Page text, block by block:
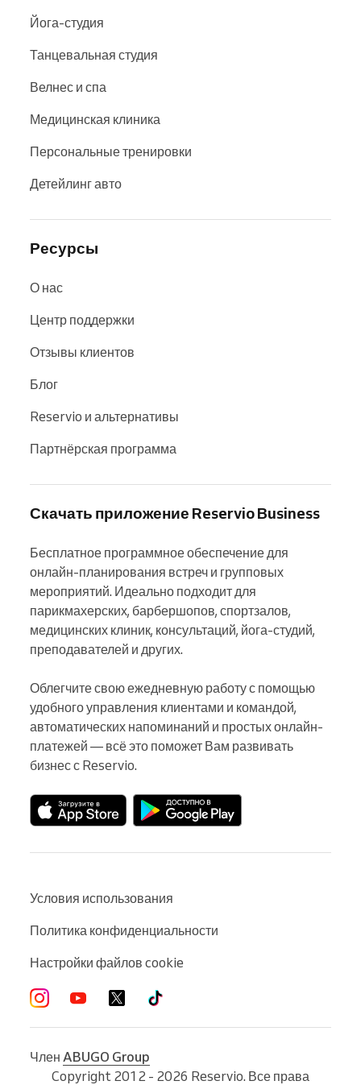
Йога-студия
Танцевальная студия
Велнес и спа
Медицинская клиника
Персональные тренировки
Детейлинг авто
Ресурсы
О нас
Центр поддержки
Отзывы клиентов
Блог
Reservio и альтернативы
Партнёрская программа
Скачать приложение Reservio Business
Бесплатное программное обеспечение для
онлайн-планирования встреч и групповых
мероприятий. Идеально подходит для
парикмахерских, барбершопов, спортзалов,
медицинских клиник, консультаций, йога-студий,
преподавателей и других.
Облегчите свою ежедневную работу с помощью
удобного управления клиентами и командой,
автоматических напоминаний и простых онлайн-
платежей — всё это поможет Вам развивать
бизнес с Reservio.
Условия использования
Политика конфиденциальности
Настройки файлов cookie
Член ABUGO Group
Copyright 2012 - 2026 Reservio. Все права